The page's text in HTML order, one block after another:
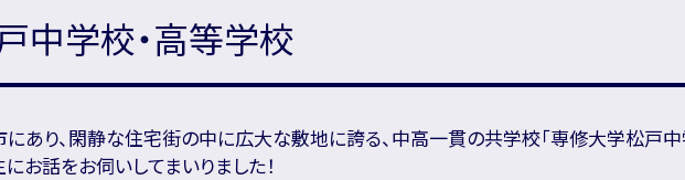
中学校・高等学校
あり、閑静な住宅街の中に広大な敷地に誇る、中高一貫の共学校「専修大学松戸中
お話をお伺いしてまいりました！